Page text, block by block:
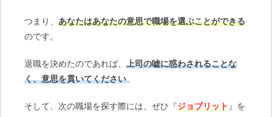
つまり、 あなたはあなたの意思で職場を選ぶことができる
のです。
退職を決めたのであれば、 上司の嘘に惑わされることな
く、意思を貫いてください。
そして、次の職場を探す際には、ぜひ『 ジョブリット 』を